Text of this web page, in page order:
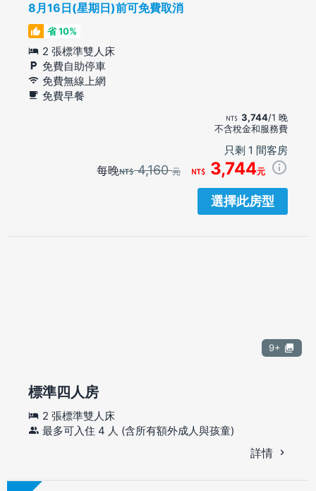
8月16日(星期日)前可免費取消
省 10%
2 張標準雙人床
免費自助停車
免費無線上網
免費早餐
3,744/1 晚
不含稅金和服務費
只剩 1 間客房
每晚 4,160元 3,744元
選擇此房型
9+
標準四人房
2 張標準雙人床
最多可入住 4 人 (含所有額外成人與孩童)
詳情